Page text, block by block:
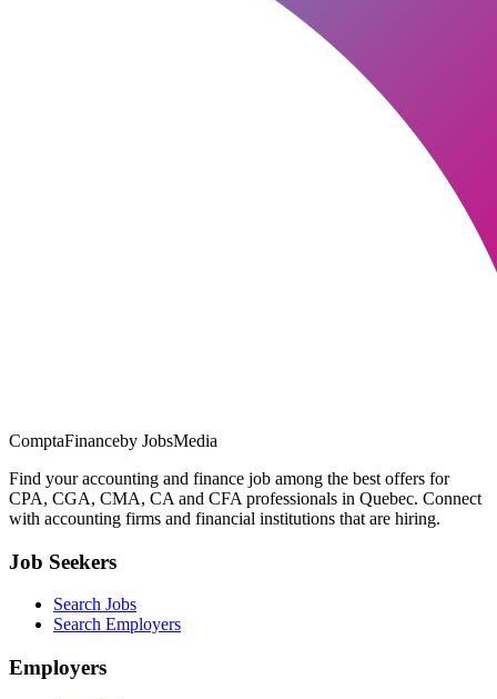
ComptaFinanceby JobsMedia
Find your accounting and finance job among the best offers for
CPA, CGA, CMA, CA and CFA professionals in Quebec. Connect
with accounting firms and financial institutions that are hiring.
Job Seekers
Search Jobs
Search Employers
Employers